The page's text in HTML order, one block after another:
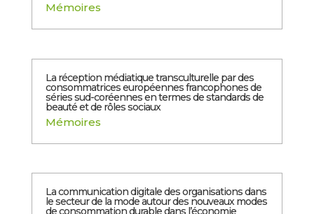
Mémoires
La réception médiatique transculturelle par des
consommatrices européennes francophones de
séries sud-coréennes en termes de standards de
beauté et de rôles sociaux
Mémoires
La communication digitale des organisations dans
le secteur de la mode autour des nouveaux modes
de consommation durable dans l’économie